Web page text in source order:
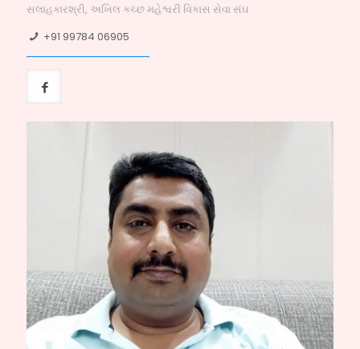
સલાહકારશ્રી, અખિલ કચ્છ મહેશ્વરી વિકાસ સેવા સંઘ
+91 99784 06905